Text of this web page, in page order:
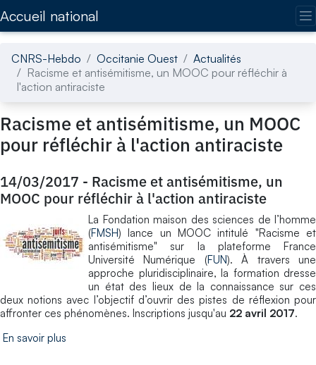
Accueil national
CNRS-Hebdo Occitanie Ouest
Actualités
Racisme et antisémitisme, un MOOC pour réfléchir à
l'action antiraciste
Racisme et antisémitisme, un MOOC
pour réfléchir à l'action antiraciste
14/03/2017 - Racisme et antisémitisme, un
MOOC pour réfléchir à l'action antiraciste
La Fondation maison des sciences de l’homme
(FMSH) lance un MOOC intitulé "Racisme et
antisémitisme" sur la plateforme France
Université Numérique (FUN). À travers une
approche pluridisciplinaire, la formation dresse
un état des lieux de la connaissance sur ces
deux notions avec l’objectif d’ouvrir des pistes de réflexion pour
affronter ces phénomènes. Inscriptions jusqu'au 22 avril 2017.
En savoir plus